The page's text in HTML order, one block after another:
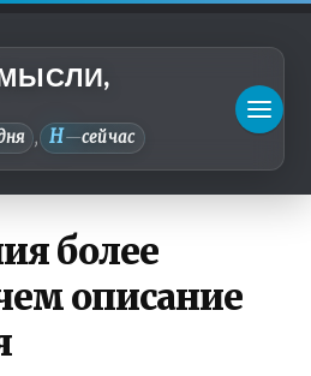
, Н—сейчас
более
описание